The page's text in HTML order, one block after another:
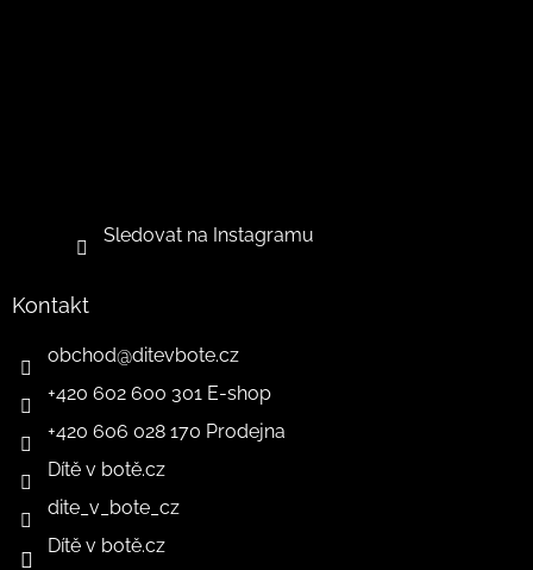
Sledovat na Instagramu
Kontakt
obchod@ditevbote.cz
+420 602 600 301 E-shop
+420 606 028 170 Prodejna
Dítě v botě.cz
dite_v_bote_cz
Dítě v botě.cz